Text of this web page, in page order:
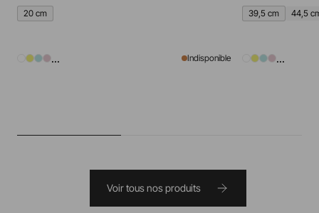
20 cm
... Indisponible
39,5 cm 44,5
...
Voir tous nos produits